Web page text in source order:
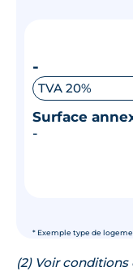
* Exemple type de
-
TVA 20%
Surface
-
(2) Voir conditions